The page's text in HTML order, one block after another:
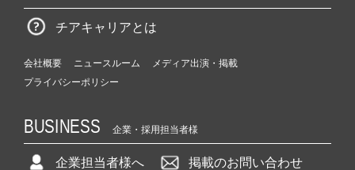
チアキャリアとは
会社概要 ニュースルーム
メディア出演・掲載
プライバシーポリシー
BUSINESS 企業・採用担当者様
企業担当者様へ 掲載のお問い合わせ